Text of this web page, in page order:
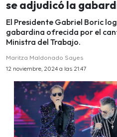
se adjudicó la
El Presidente Gabriel Boric
gabardina ofrecida por el
Ministra del Trabajo.
Maritza Maldonado Sayes
12 noviembre, 2024 a las 21:47